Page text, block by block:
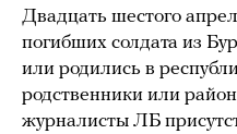
Двадцать шестого
погибших солдата из
или родились в
родственники или
журналисты ЛБ